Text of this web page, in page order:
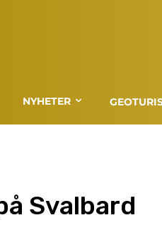
NYHETER
Svalbard